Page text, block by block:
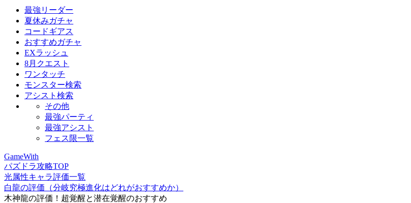
最強リーダー
夏休みガチャ
コードギアス
おすすめガチャ
EXラッシュ
8月クエスト
ワンタッチ
モンスター検索
アシスト検索
その他
最強パーティ
最強アシスト
フェス限一覧
GameWith
パズドラ攻略TOP
光属性キャラ評価一覧
白龍の評価（分岐究極進化はどれがおすすめか）
木神龍の評価！超覚醒と潜在覚醒のおすすめ